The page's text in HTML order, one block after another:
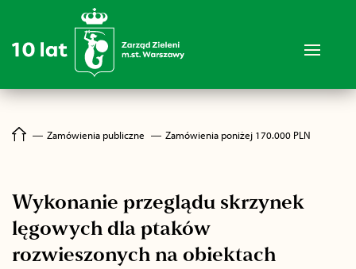
― Zamówienia publiczne ― Zamówienia poniżej 170.000 PLN
Wykonanie przeglądu skrzynek
lęgowych dla ptaków
rozwieszonych na obiektach